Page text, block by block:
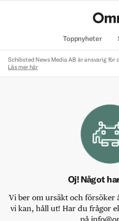
Toppnyheter
Schibsted News Media AB är ansvarig för
Läs mer här
Oj! Något
Vi ber om ursäkt och försöker
vi kan, håll ut! Har du frågor